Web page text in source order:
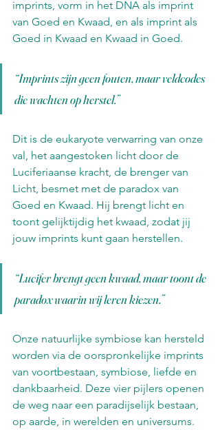
imprints, vorm in het DNA als imprint
van Goed en Kwaad, en als imprint als
Goed in Kwaad en Kwaad in Goed.
“Imprints zijn geen fouten, maar veldcodes
die wachten op herstel.”
Dit is de eukaryote verwarring van onze
val, het aangestoken licht door de
Luciferiaanse kracht, de brenger van
Licht, besmet met de paradox van
Goed en Kwaad. Hij brengt licht en
toont gelijktijdig het kwaad, zodat jij
jouw imprints kunt gaan herstellen.
“Lucifer brengt geen kwaad, maar toont de
paradox waarin wij leren kiezen.”
Onze natuurlijke symbiose kan hersteld
worden via de oorspronkelijke imprints
van voortbestaan, symbiose, liefde en
dankbaarheid. Deze vier pijlers openen
de weg naar een paradijselijk bestaan,
op aarde, in werelden en universums.